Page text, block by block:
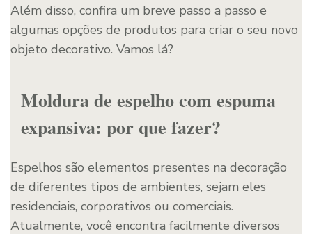
Além disso, confira um breve passo a passo e
algumas opções de produtos para criar o seu novo
objeto decorativo. Vamos lá?
Moldura de espelho com espuma
expansiva: por que fazer?
Espelhos são elementos presentes na decoração
de diferentes tipos de ambientes, sejam eles
residenciais, corporativos ou comerciais.
Atualmente, você encontra facilmente diversos